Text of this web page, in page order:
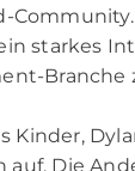
starkes
Branche
Kinder,
Die